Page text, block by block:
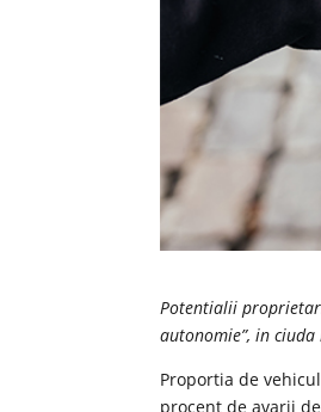
Potentialii
autonomie”, in ciuda
Proportia de
procent de avarii